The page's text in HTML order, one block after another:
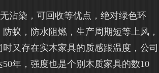
沾染，可回收等优点，绝对绿色环
蚁，防水阻燃，生产周期短等上风，
又存在实木家具的质感跟温度，公司
年，强度也是个别木质家具的数10